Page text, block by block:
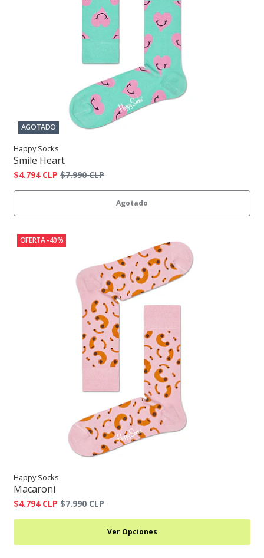
AGOTADO
Happy Socks
Smile Heart
$4.794 CLP $7.990 CLP
Agotado
OFERTA -40%
Happy Socks
Macaroni
$4.794 CLP $7.990 CLP
Ver Opciones